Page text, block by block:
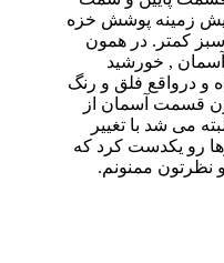
زمینه پوشش خزه
کمتر. در همون
, خورشید
درواقع فلق و رنگ
قسمت آسمان از
می شد با تغییر
رو یکدست کرد که
نظرتون ممنونم.